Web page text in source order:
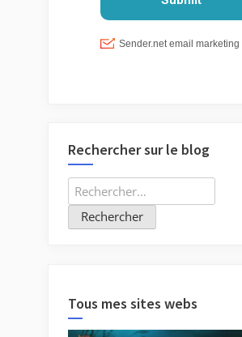
Rechercher sur le blog
Rechercher :
Tous mes sites webs